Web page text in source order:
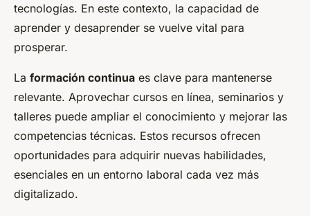
tecnologías. En este contexto, la capacidad de
aprender y desaprender se vuelve vital para
prosperar.
La formación continua es clave para mantenerse
relevante. Aprovechar cursos en línea, seminarios y
talleres puede ampliar el conocimiento y mejorar las
competencias técnicas. Estos recursos ofrecen
oportunidades para adquirir nuevas habilidades,
esenciales en un entorno laboral cada vez más
digitalizado.